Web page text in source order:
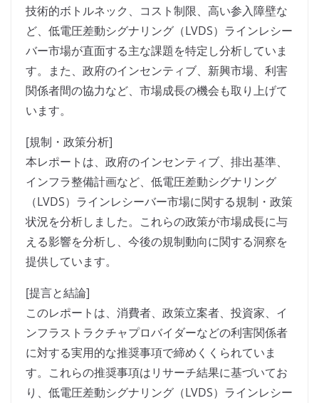
技術的ボトルネック、コスト制限、高い参入障壁な
ど、低電圧差動シグナリング（LVDS）ラインレシー
バー市場が直面する主な課題を特定し分析していま
す。また、政府のインセンティブ、新興市場、利害
関係者間の協力など、市場成長の機会も取り上げて
います。
[規制・政策分析]
本レポートは、政府のインセンティブ、排出基準、
インフラ整備計画など、低電圧差動シグナリング
（LVDS）ラインレシーバー市場に関する規制・政策
状況を分析しました。これらの政策が市場成長に与
える影響を分析し、今後の規制動向に関する洞察を
提供しています。
[提言と結論]
このレポートは、消費者、政策立案者、投資家、イ
ンフラストラクチャプロバイダーなどの利害関係者
に対する実用的な推奨事項で締めくくられていま
す。これらの推奨事項はリサーチ結果に基づいてお
り、低電圧差動シグナリング（LVDS）ラインレシー